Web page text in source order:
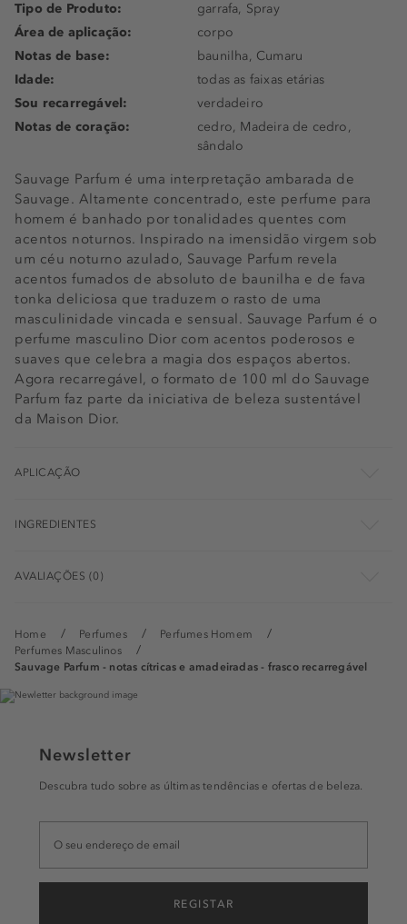
Home Perfumes
Perfumes Homem
Perfumes Masculinos
Sauvage Parfum - notas cítricas e amadeiradas - frasco recarregável
Sauvage Parfum é uma interpretação ambarada de
Sauvage. Altamente concentrado, este perfume para
homem é banhado por tonalidades quentes com
acentos noturnos. Inspirado na imensidão virgem sob
um céu noturno azulado, Sauvage Parfum revela
acentos fumados de absoluto de baunilha e de fava
tonka deliciosa que traduzem o rasto de uma
masculinidade vincada e sensual. Sauvage Parfum é o
perfume masculino Dior com acentos poderosos e
suaves que celebra a magia dos espaços abertos.
Agora recarregável, o formato de 100 ml do Sauvage
Parfum faz parte da iniciativa de beleza sustentável
da Maison Dior.
Tipo de Produto:
garrafa, Spray
Área de aplicação:
corpo
Notas de base:
baunilha, Cumaru
Idade:
todas as faixas etárias
Sou recarregável:
verdadeiro
Notas de coração:
cedro, Madeira de cedro,
sândalo
APLICAÇÃO
INGREDIENTES
AVALIAÇÕES (0)
Newsletter
Descubra tudo sobre as últimas tendências e ofertas de beleza.
REGISTAR